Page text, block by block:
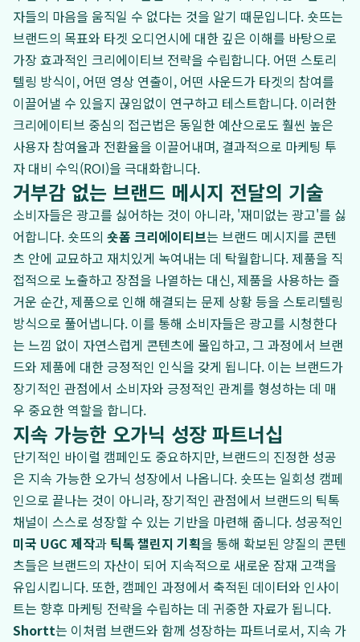
자들의 마음을 움직일 수 없다는 것을 알기 때문입니다. 숏뜨는
브랜드의 목표와 타겟 오디언시에 대한 깊은 이해를 바탕으로
가장 효과적인 크리에이티브 전략을 수립합니다. 어떤 스토리
텔링 방식이, 어떤 영상 연출이, 어떤 사운드가 타겟의 참여를
이끌어낼 수 있을지 끊임없이 연구하고 테스트합니다. 이러한
크리에이티브 중심의 접근법은 동일한 예산으로도 훨씬 높은
사용자 참여율과 전환율을 이끌어내며, 결과적으로 마케팅 투
자 대비 수익(ROI)을 극대화합니다.
거부감 없는 브랜드 메시지 전달의 기술
소비자들은 광고를 싫어하는 것이 아니라, '재미없는 광고'를 싫
어합니다. 숏뜨의 숏폼 크리에이티브는 브랜드 메시지를 콘텐
츠 안에 교묘하고 재치있게 녹여내는 데 탁월합니다. 제품을 직
접적으로 노출하고 장점을 나열하는 대신, 제품을 사용하는 즐
거운 순간, 제품으로 인해 해결되는 문제 상황 등을 스토리텔링
방식으로 풀어냅니다. 이를 통해 소비자들은 광고를 시청한다
는 느낌 없이 자연스럽게 콘텐츠에 몰입하고, 그 과정에서 브랜
드와 제품에 대한 긍정적인 인식을 갖게 됩니다. 이는 브랜드가
장기적인 관점에서 소비자와 긍정적인 관계를 형성하는 데 매
우 중요한 역할을 합니다.
지속 가능한 오가닉 성장 파트너십
단기적인 바이럴 캠페인도 중요하지만, 브랜드의 진정한 성공
은 지속 가능한 오가닉 성장에서 나옵니다. 숏뜨는 일회성 캠페
인으로 끝나는 것이 아니라, 장기적인 관점에서 브랜드의 틱톡
채널이 스스로 성장할 수 있는 기반을 마련해 줍니다. 성공적인
미국 UGC 제작과 틱톡 챌린지 기획을 통해 확보된 양질의 콘텐
츠들은 브랜드의 자산이 되어 지속적으로 새로운 잠재 고객을
유입시킵니다. 또한, 캠페인 과정에서 축적된 데이터와 인사이
트는 향후 마케팅 전략을 수립하는 데 귀중한 자료가 됩니다.
Shortt는 이처럼 브랜드와 함께 성장하는 파트너로서, 지속 가